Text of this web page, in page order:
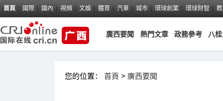
首頁 國際 國內 視頻 文娛 體育 汽車 城市 環球創業 環球財智
廣西要聞 熱門文章 政務參考 八
您的位置： 首頁 > 廣西要聞